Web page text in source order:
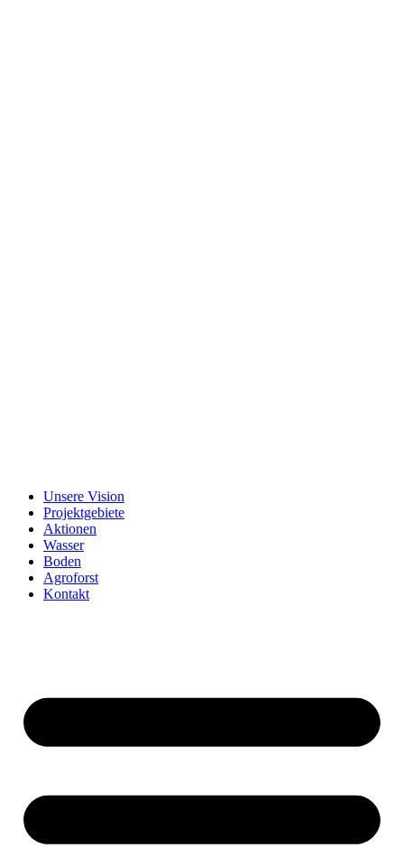
Unsere Vision
Projektgebiete
Aktionen
Wasser
Boden
Agroforst
Kontakt